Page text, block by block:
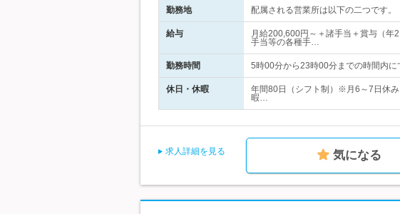
勤務地 配属される営業所は以下の二つです
給与
月給200,600円～＋諸手当＋賞与（
手当等の各種手…
勤務時間 5時00分から23時00分までの時間内
休日・休暇
年間80日（シフト制）※月6～7日休
暇…
求人詳細を見る 気になる